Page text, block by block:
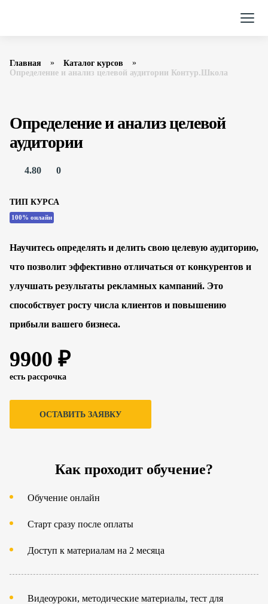
Главная
Каталог курсов
Определение и анализ целевой аудитории Контур.Школа
Определение и анализ целевой
аудитории
4.80 0
ТИП КУРСА
100% онлайн
Научитесь определять и делить свою целевую аудиторию,
что позволит эффективно отличаться от конкурентов и
улучшать результаты рекламных кампаний. Это
способствует росту числа клиентов и повышению
прибыли вашего бизнеса.
9900 ₽
есть рассрочка
ОСТАВИТЬ ЗАЯВКУ
Как проходит обучение?
Обучение онлайн
Старт сразу после оплаты
Доступ к материалам на 2 месяца
Видеоуроки, методические материалы, тест для